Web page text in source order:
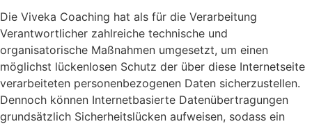
Die Viveka Coaching hat als für die Verarbeitung
Verantwortlicher zahlreiche technische und
organisatorische Maßnahmen umgesetzt, um einen
möglichst lückenlosen Schutz der über diese Internetseite
verarbeiteten personenbezogenen Daten sicherzustellen.
Dennoch können Internetbasierte Datenübertragungen
grundsätzlich Sicherheitslücken aufweisen, sodass ein